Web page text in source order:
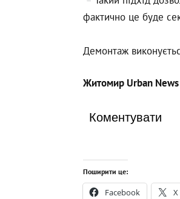
фактично це буде
Демонтаж
Житомир Urban News
Коментувати
Поширити це:
Facebook X